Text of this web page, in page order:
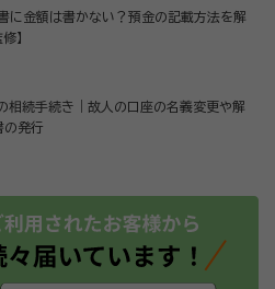
に金額は書かない？預金の記載方法を解
】
相続手続き｜故人の口座の名義変更や解
の発行